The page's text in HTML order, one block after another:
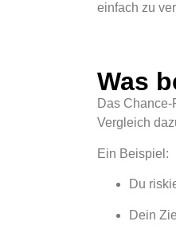
einfach zu
Was
Das
Vergleich
Ein Beispiel:
Du
Dein